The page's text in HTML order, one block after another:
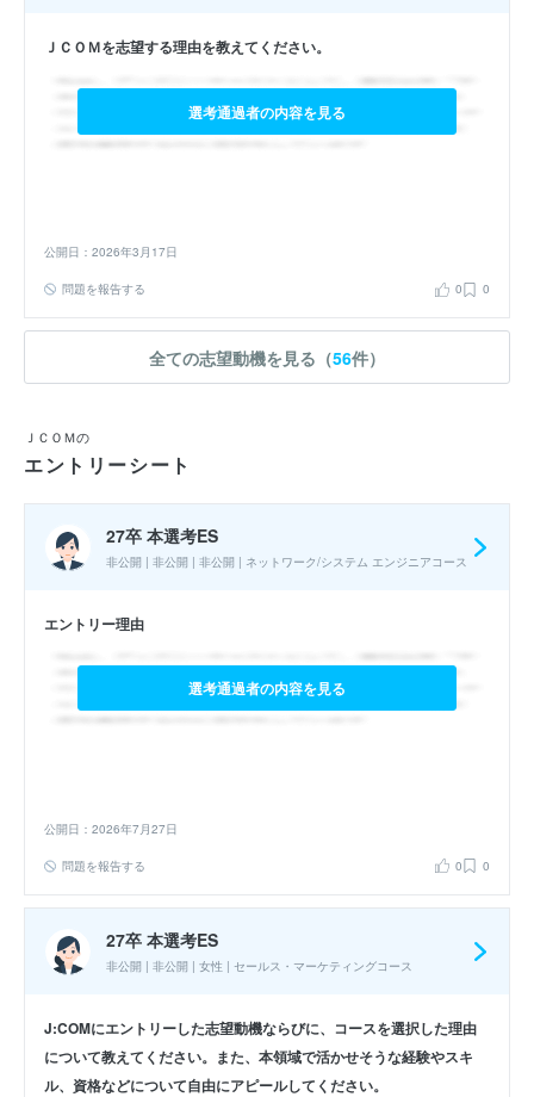
ＪＣＯＭを志望する理由を教えてください。
選考通過者の内容を見る
公開日：2026年3月17日
問題を報告する 0 0
全ての志望動機を見る（56件）
ＪＣＯＭの
エントリーシート
27卒 本選考ES
非公開 | 非公開 | 非公開 | ネットワーク/システム エンジニアコース
エントリー理由
選考通過者の内容を見る
公開日：2026年7月27日
問題を報告する 0 0
27卒 本選考ES
非公開 | 非公開 | 女性 | セールス・マーケティングコース
J:COMにエントリーした志望動機ならびに、コースを選択した理由
について教えてください。また、本領域で活かせそうな経験やスキ
ル、資格などについて自由にアピールしてください。